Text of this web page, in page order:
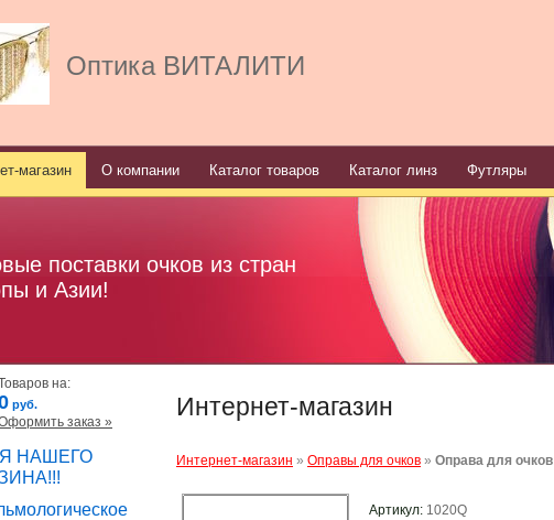
Оптика ВИТАЛИТИ
магазин О компании Каталог товаров Каталог линз Футляры
поставки очков из стран
и Азии!
на:
руб.
заказ »
НАШЕГО
Интернет-магазин
Интернет-магазин » Оправы для очков » Оправа для очков
Артикул: 1020Q